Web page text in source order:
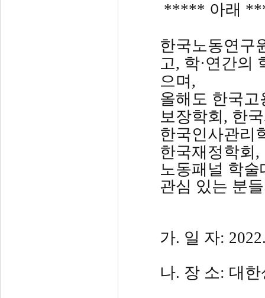
***** 아래
한국노동연구
고, 학·연간의
으며,
올해도 한국
보장학회, 한
한국인사관리
한국재정학회
노동패널 학
관심 있는 분
가. 일 자:
나. 장 소: 대